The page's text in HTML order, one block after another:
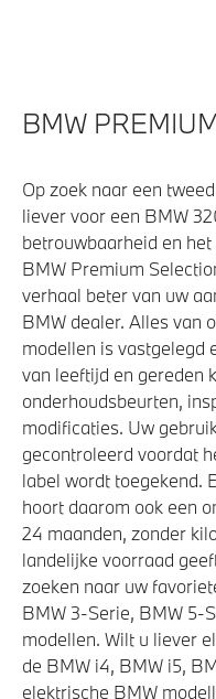
BMW
Op zoek naar een
liever voor een BMW
betrouwbaarheid en
BMW Premium
verhaal beter van uw
BMW dealer. Alles van
modellen is vastgelegd
van leeftijd en gereden
onderhoudsbeurten,
modificaties. Uw
gecontroleerd voordat
label wordt toegekend.
hoort daarom ook een
24 maanden, zonder
landelijke voorraad
zoeken naar uw
BMW 3-Serie, BMW 5-
modellen. Wilt u liever
de BMW i4, BMW i5,
elektrische BMW